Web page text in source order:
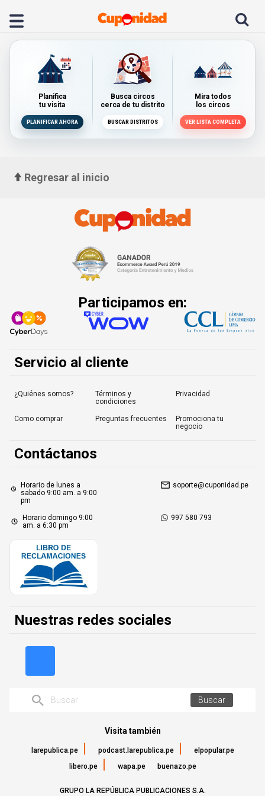
Planifica
tu visita
PLANIFICAR AHORA
Busca circos
cerca de tu distrito
BUSCAR DISTRITOS
Mira todos
los circos
VER LISTA COMPLETA
Regresar al inicio
Participamos en:
Servicio al cliente
¿Quiénes somos?
Términos y
condiciones
Privacidad
Como comprar Preguntas frecuentes
Promociona tu
negocio
Contáctanos
Horario de lunes a
sabado 9:00 am. a 9:00
pm
soporte@cuponidad.pe
Horario domingo 9:00
am. a 6:30 pm
997 580 793
Nuestras redes sociales
Buscar
Visita también
larepublica.pe podcast.larepublica.pe
elpopular.pe
libero.pe
wapa.pe buenazo.pe
GRUPO LA REPÚBLICA PUBLICACIONES S.A.